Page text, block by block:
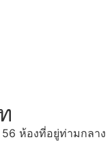
ห้องที่อยู่ท่ามกลาง